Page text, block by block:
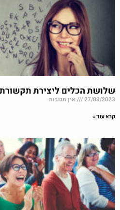
שלושת הכלים ליצירת
27/03/2023 אין תגובות
קרא עוד »